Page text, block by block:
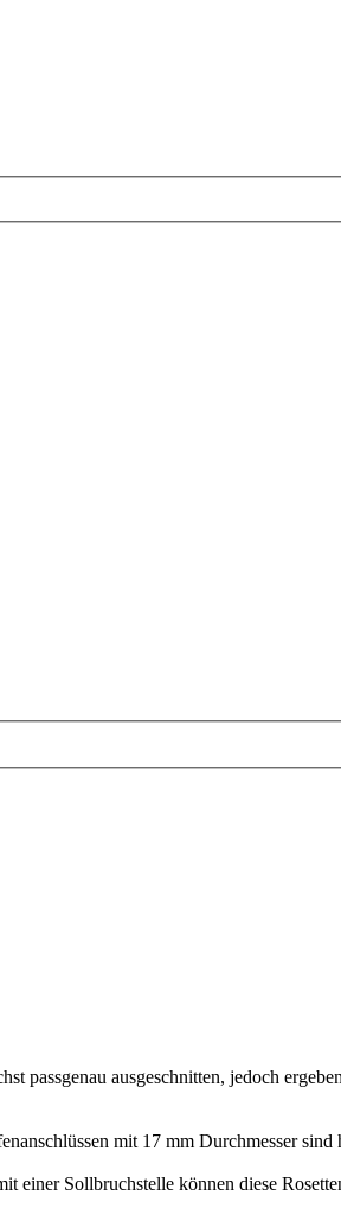
passgenau ausgeschnitten, jedoch
mit 17 mm Durchmesser
Sollbruchstelle können diese